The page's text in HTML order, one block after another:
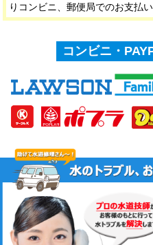
りコンビニ、郵便局でのお支払
コンビニ・